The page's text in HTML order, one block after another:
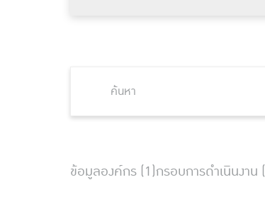
ข้อมูลองค์กร (1)กรอบการดำเนินงาน